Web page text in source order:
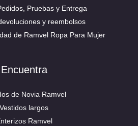
Pruebas y Entrega
y reembolsos
de Ramvel Ropa Para Mujer
Encuentra
de Novia Ramvel
Vestidos largos
Ramvel